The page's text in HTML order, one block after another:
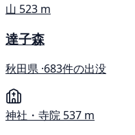
山 523 m
達子森
秋田県 ·683件の出没
神社・寺院 537 m